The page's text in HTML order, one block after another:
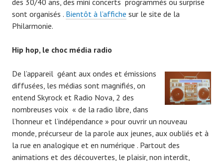
des 30/40 ans, des mini concerts programmés ou surprise
sont organisés . Bientôt à l’affiche sur le site de la
Philarmonie.
Hip hop, le choc média radio
De l’appareil géant aux ondes et émissions
diffusées, les médias sont magnifiés, on
entend Skyrock et Radio Nova, 2 des
nombreuses voix « de la radio libre, dans
l’honneur et l’indépendance » pour ouvrir un nouveau
monde, précurseur de la parole aux jeunes, aux oubliés et à
la rue en analogique et en numérique . Partout des
animations et des découvertes, le plaisir, non interdit,